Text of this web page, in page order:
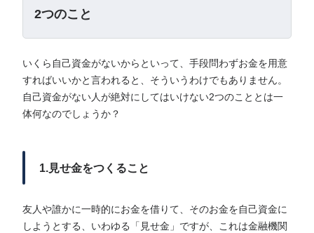
2つのこと
いくら自己資金がないからといって、手段問わずお金を用意
すればいいかと言われると、そういうわけでもありません。
自己資金がない人が絶対にしてはいけない2つのこととは一
体何なのでしょうか？
1.見せ金をつくること
友人や誰かに一時的にお金を借りて、そのお金を自己資金に
しようとする、いわゆる「見せ金」ですが、これは金融機関